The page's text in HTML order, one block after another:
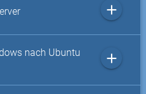
add
nach Ubuntu
add